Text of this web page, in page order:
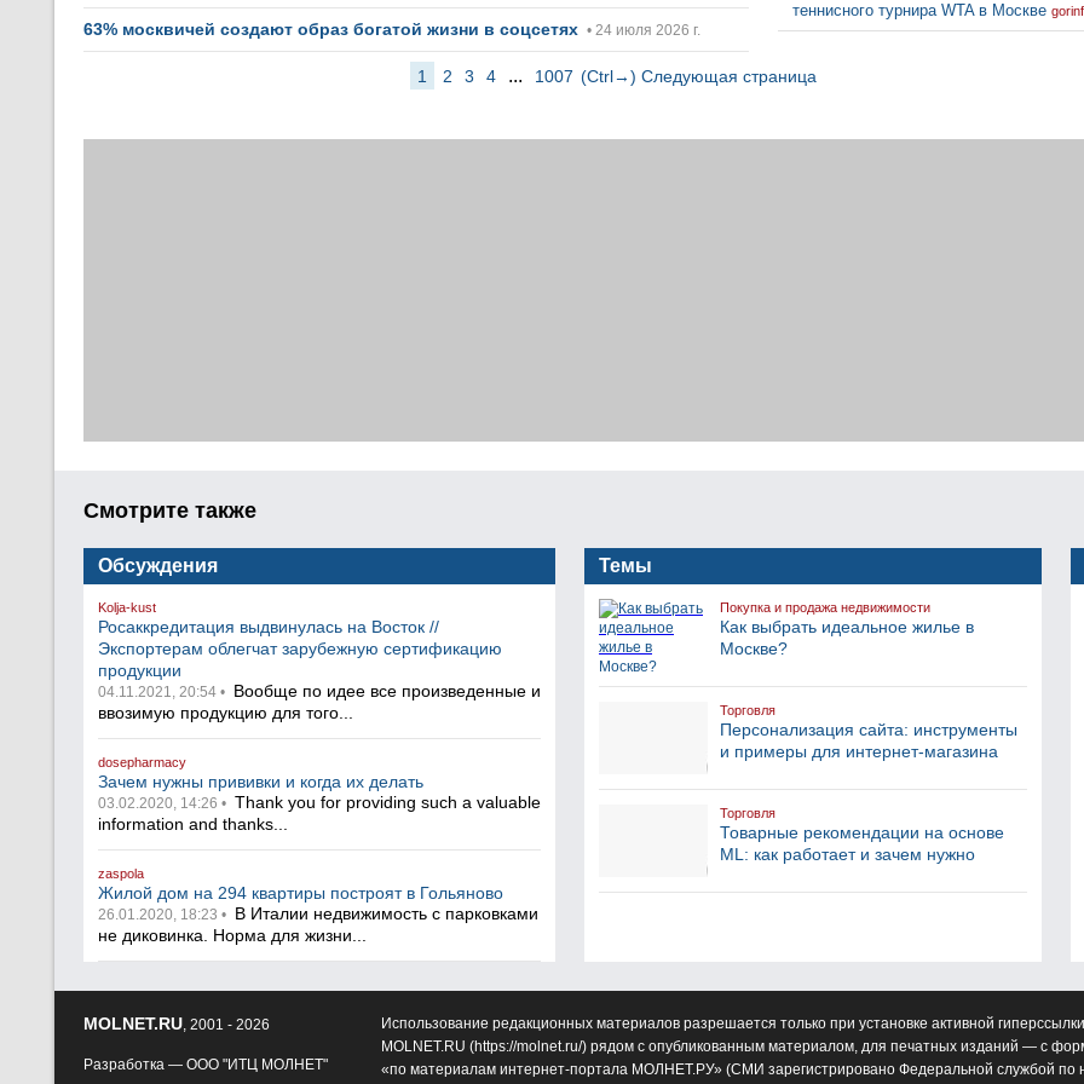
63% москвичей создают образ богатой жизни в соцсетях • 24 июля 2026 г.
теннисного турнира WTA в Москве
(Ctrl→) Следующая страница
1 2 3 4 ... 1007
Смотрите также
Обсуждения
Kolja-kust
Росаккредитация выдвинулась на Восток //
Экспортерам облегчат зарубежную сертификацию
продукции
04.11.2021, 20:54 • Вообще по идее все произведенные и
ввозимую продукцию для того...
dosepharmacy
Зачем нужны прививки и когда их делать
03.02.2020, 14:26 • Thank you for providing such a valuable
information and thanks...
zaspola
Жилой дом на 294 квартиры построят в Гольяново
26.01.2020, 18:23 • В Италии недвижимость с парковками
не диковинка. Норма для жизни...
Темы
Покупка и продажа недвижимости
Как выбрать идеальное жилье в
Москве?
Торговля
Персонализация сайта: инструменты
и примеры для интернет-магазина
Торговля
Товарные рекомендации на основе
ML: как работает и зачем нужно
Использование редакционных материалов разрешается только при установке активной
MOLNET.RU (https://molnet.ru/) рядом с опубликованным материалом, для печатных изданий — с
«по материалам интернет-портала МОЛНЕТ.РУ» (СМИ зарегистрировано Федеральной службой по
MOLNET.RU, 2001 - 2026
Разработка — ООО "ИТЦ МОЛНЕТ"